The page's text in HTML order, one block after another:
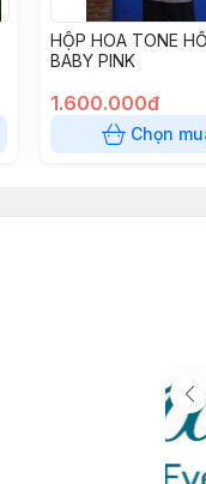
HỘP HOA TONE
BABY PINK
1.600.000đ
Chọn